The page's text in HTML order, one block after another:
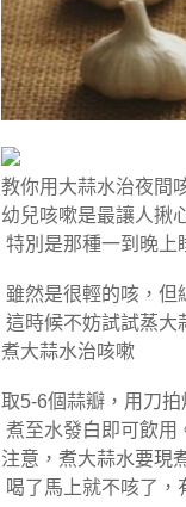
教你用大蒜水治夜間
幼兒咳嗽是最讓人揪
特別是那種一到晚上
雖然是很輕的咳，但
這時候不妨試試蒸大
煮大蒜水治咳嗽
取5-6個蒜瓣，用刀拍
煮至水發白即可飲用
注意，煮大蒜水要現
喝了馬上就不咳了，